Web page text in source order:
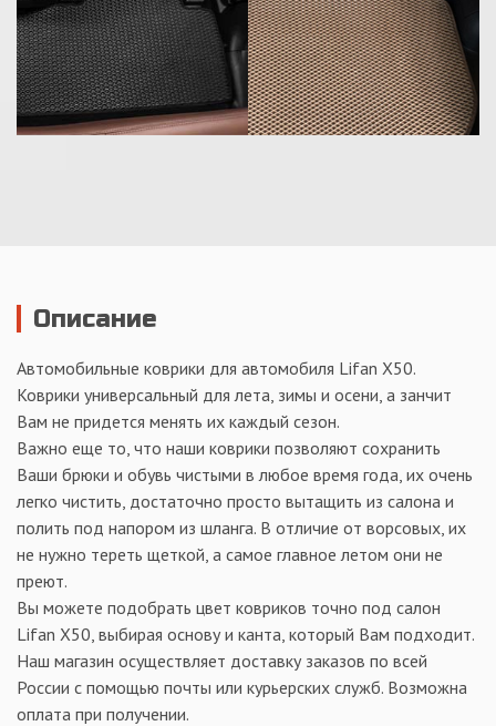
Описание
Автомобильные коврики для автомобиля Lifan X50.
Коврики универсальный для лета, зимы и осени, а занчит
Вам не придется менять их каждый сезон.
Важно еще то, что наши коврики позволяют сохранить
Ваши брюки и обувь чистыми в любое время года, их очень
легко чистить, достаточно просто вытащить из салона и
полить под напором из шланга. В отличие от ворсовых, их
не нужно тереть щеткой, а самое главное летом они не
преют.
Вы можете подобрать цвет ковриков точно под салон
Lifan X50, выбирая основу и канта, который Вам подходит.
Наш магазин осуществляет доставку заказов по всей
России с помощью почты или курьерских служб. Возможна
оплата при получении.